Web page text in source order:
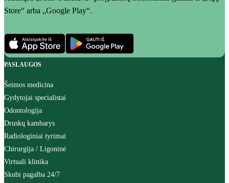
Store“ arba „Google Play“.
PASLAUGOS
Šeimos medicina
Gydytojai specialistai
Odontologija
Druskų kambarys
Radiologiniai tyrimai
Chirurgija / Ligoninė
Virtuali klinika
Skubi pagalba 24/7